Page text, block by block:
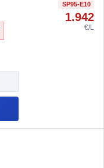
SP95-E10
1.942
€/L